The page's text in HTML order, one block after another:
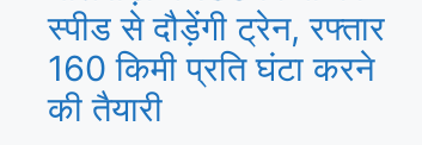
स्पीड से दौड़ेंगी ट्रेन, रफ्तार
160 किमी प्रति घंटा करने
की तैयारी